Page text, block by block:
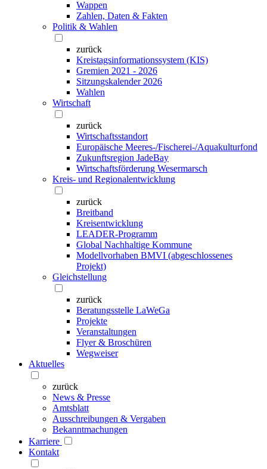
Wappen
Zahlen, Daten & Fakten
Politik & Wahlen
zurück
Kreistagsinformationssystem (KIS)
Gremien 2021 - 2026
Sitzungskalender 2026
Wahlen
Wirtschaft
zurück
Wirtschaftsstandort
Europäische Meeres-/Fischerei-/Aquakulturfond
Zukunftsregion JadeBay
Wirtschaftsförderung Wesermarsch
Kreis- und Regionalentwicklung
zurück
Breitband
Kreisentwicklung
LEADER-Programm
Global Nachhaltige Kommune
Modellvorhaben BMVI (abgeschlossenes
Projekt)
Gleichstellung
zurück
Beratungsstelle LaWeGa
Projekte
Veranstaltungen
Flyer & Broschüren
Wegweiser
Aktuelles
zurück
News & Presse
Amtsblatt
Ausschreibungen & Vergaben
Bekanntmachungen
Karriere
Kontakt